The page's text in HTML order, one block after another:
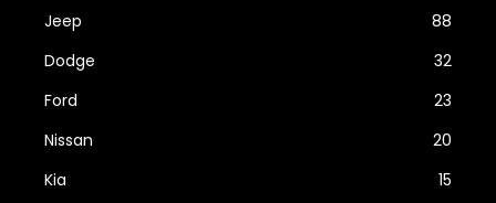
Jeep
88
Dodge
32
Ford
23
Nissan
20
Kia
15